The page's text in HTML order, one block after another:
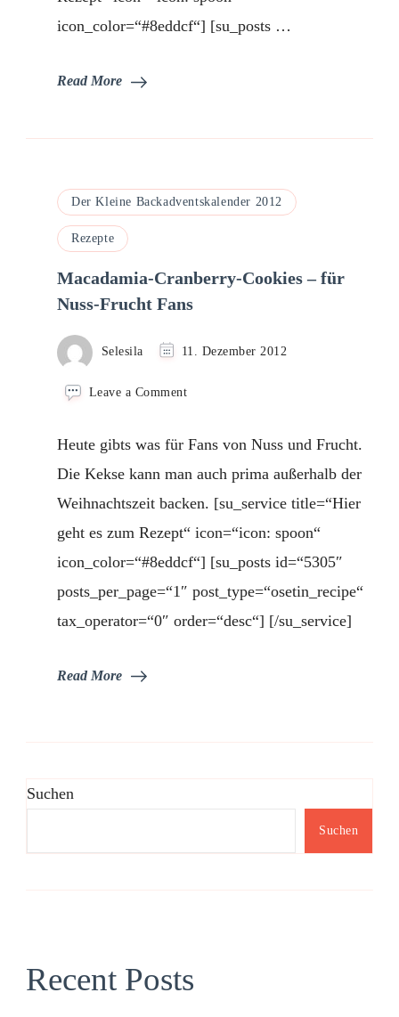
icon_color=“#8eddcf“] [su_posts …
Read More
Der Kleine Backadventskalender 2012
Rezepte
Macadamia-Cranberry-Cookies – für
Nuss-Frucht Fans
Selesila 11. Dezember 2012
Leave a Commenton
Cookies
für
Nuss-
Fans
Heute gibts was für Fans von Nuss und Frucht.
Die Kekse kann man auch prima außerhalb der
Weihnachtszeit backen. [su_service title=“Hier
geht es zum Rezept“ icon=“icon: spoon“
icon_color=“#8eddcf“] [su_posts id=“5305″
posts_per_page=“1″ post_type=“osetin_recipe“
tax_operator=“0″ order=“desc“] [/su_service]
Read More
Suchen
Suchen
Recent Posts